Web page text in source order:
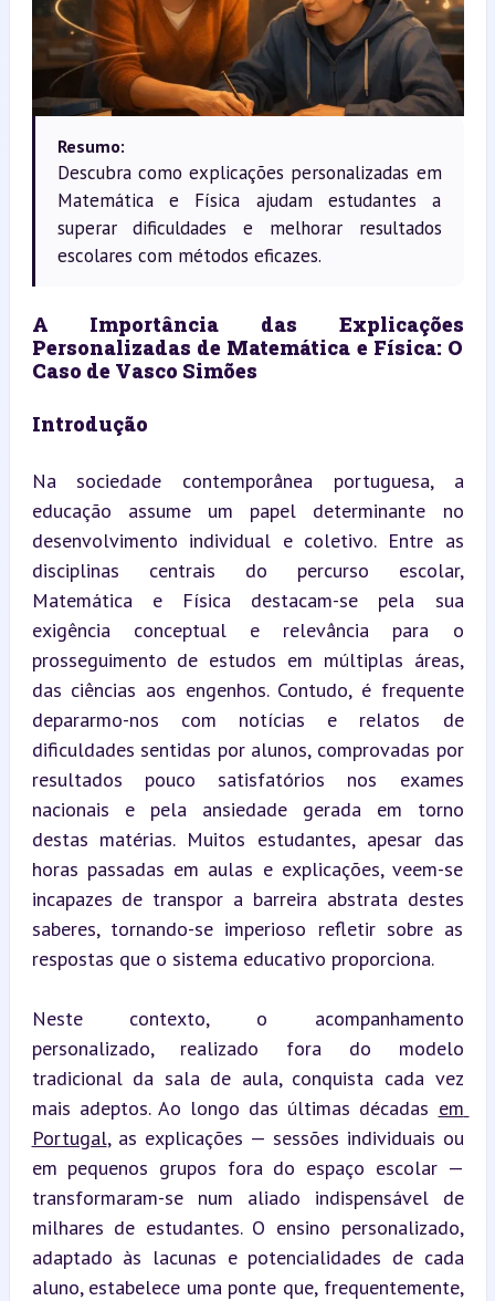
Resumo:
Descubra como explicações personalizadas em
Matemática e Física ajudam estudantes a
superar dificuldades e melhorar resultados
escolares com métodos eficazes.
A Importância das Explicações
Personalizadas de Matemática e Física: O
Caso de Vasco Simões
Introdução
Na sociedade contemporânea portuguesa, a
educação assume um papel determinante no
desenvolvimento individual e coletivo. Entre as
disciplinas centrais do percurso escolar,
Matemática e Física destacam-se pela sua
exigência conceptual e relevância para o
prosseguimento de estudos em múltiplas áreas,
das ciências aos engenhos. Contudo, é frequente
depararmo-nos com notícias e relatos de
dificuldades sentidas por alunos, comprovadas por
resultados pouco satisfatórios nos exames
nacionais e pela ansiedade gerada em torno
destas matérias. Muitos estudantes, apesar das
horas passadas em aulas e explicações, veem-se
incapazes de transpor a barreira abstrata destes
saberes, tornando-se imperioso refletir sobre as
respostas que o sistema educativo proporciona.
Neste contexto, o acompanhamento
personalizado, realizado fora do modelo
tradicional da sala de aula, conquista cada vez
mais adeptos. Ao longo das últimas décadas em
Portugal, as explicações — sessões individuais ou
em pequenos grupos fora do espaço escolar —
transformaram-se num aliado indispensável de
milhares de estudantes. O ensino personalizado,
adaptado às lacunas e potencialidades de cada
aluno, estabelece uma ponte que, frequentemente,